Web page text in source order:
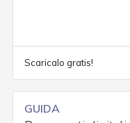
Scaricalo gratis!
GUIDA